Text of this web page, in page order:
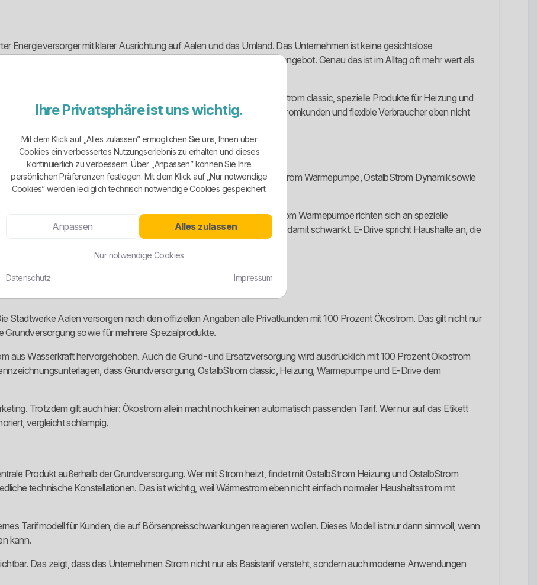
Energieversorger mit klarer Ausrichtung auf Aalen und das Umland. Das Unternehmen ist keine gesichtslose
erreichbarem Service und einem breiteren Energieangebot. Genau das ist im Alltag oft mehr wert als
Ort-Struktur.
sind die Grund- und Ersatzversorgung, der Standardtarif OstalbStrom classic, spezielle Produkte für Heizung und
Das ist sachlich sinnvoll, weil normale Haushalte, Wärmestromkunden und flexible Verbraucher eben nicht
sind vor allem OstalbStrom classic, OstalbStrom Heizung, OstalbStrom Wärmepumpe, OstalbStrom Dynamik sowie
und Ersatzversorgung.
für den normalen Haushaltsbedarf. OstalbStrom Heizung und OstalbStrom Wärmepumpe richten sich an spezielle
einer anderen Logik, weil sich der Energiepreis am Markt orientiert und damit schwankt. E-Drive spricht Haushalte an, die
mit demselben Tarif abspeisen, liefern meist nur Durchschnitt.
Stadtwerke Aalen versorgen nach den offiziellen Angaben alle Privatkunden mit 100 Prozent Ökostrom. Das gilt nicht nur
sowie für mehrere Spezialprodukte.
aus Wasserkraft hervorgehoben. Auch die Grund- und Ersatzversorgung wird ausdrücklich mit 100 Prozent Ökostrom
dass Grundversorgung, OstalbStrom classic, Heizung, Wärmepumpe und E-Drive dem
Trotzdem gilt auch hier: Ökostrom allein macht noch keinen automatisch passenden Tarif. Wer nur auf das Etikett
vergleicht schlampig.
Produkt außerhalb der Grundversorgung. Wer mit Strom heizt, findet mit OstalbStrom Heizung und OstalbStrom
technische Konstellationen. Das ist wichtig, weil Wärmestrom eben nicht einfach normaler Haushaltsstrom mit
Tarifmodell für Kunden, die auf Börsenpreisschwankungen reagieren wollen. Dieses Modell ist nur dann sinnvoll, wenn
kann.
Das zeigt, dass das Unternehmen Strom nicht nur als Basistarif versteht, sondern auch moderne Anwendungen
Ihre Privatsphäre ist uns wichtig.
Mit dem Klick auf „Alles zulassen” ermöglichen Sie uns, Ihnen über
Cookies ein verbessertes Nutzungserlebnis zu erhalten und dieses
kontinuierlich zu verbessern. Über „Anpassen” können Sie Ihre
persönlichen Präferenzen festlegen. Mit dem Klick auf „Nur notwendige
Cookies” werden lediglich technisch notwendige Cookies gespeichert.
Anpassen Alles zulassen
Nur notwendige Cookies
Datenschutz Impressum